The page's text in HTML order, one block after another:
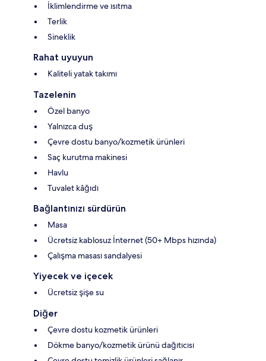
İklimlendirme ve ısıtma
Terlik
Sineklik
Rahat uyuyun
Kaliteli yatak takımı
Tazelenin
Özel banyo
Yalnızca duş
Çevre dostu banyo/kozmetik ürünleri
Saç kurutma makinesi
Havlu
Tuvalet kâğıdı
Bağlantınızı sürdürün
Masa
Ücretsiz kablosuz İnternet (50+ Mbps hızında)
Çalışma masası sandalyesi
Yiyecek ve içecek
Ücretsiz şişe su
Diğer
Çevre dostu kozmetik ürünleri
Dökme banyo/kozmetik ürünü dağıtıcısı